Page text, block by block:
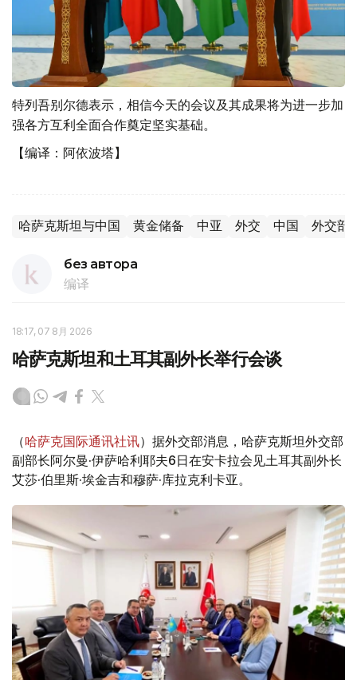
特列吾别尔德表示，相信今天的会议及其成果将为进一步加
强各方互利全面合作奠定坚实基础。
【编译：阿依波塔】
哈萨克斯坦与中国 黄金储备 中亚 外交 中国 外交部
без автора
编译
18:17, 07 8月 2026
哈萨克斯坦和土耳其副外长举行会谈
（哈萨克国际通讯社讯）据外交部消息，哈萨克斯坦外交部
副部长阿尔曼·伊萨哈利耶夫6日在安卡拉会见土耳其副外长
艾莎·伯里斯·埃金吉和穆萨·库拉克利卡亚。